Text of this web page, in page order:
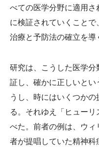
べての医学分野に適用
に検証されていくこと
治療と予防法の確立を導
研究は、こうした医学
証し、確かに正しいとい
うし、時にはいくつか
る。それゆえ「ヒュー
べた。前者の例は、ウ
者が提唱していた精神科